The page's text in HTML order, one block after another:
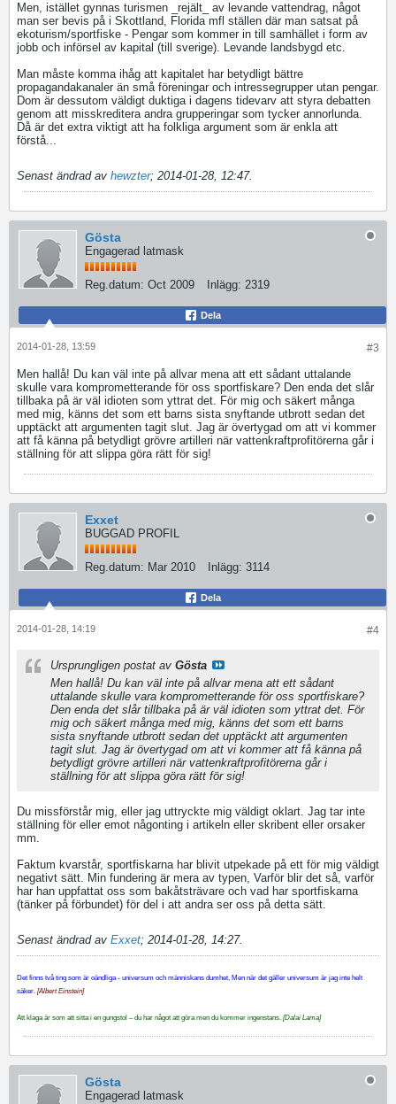
Men, istället gynnas turismen _rejält_ av levande vattendrag, något
man ser bevis på i Skottland, Florida mfl ställen där man satsat på
ekoturism/sportfiske - Pengar som kommer in till samhället i form av
jobb och införsel av kapital (till sverige). Levande landsbygd etc.
Man måste komma ihåg att kapitalet har betydligt bättre
propagandakanaler än små föreningar och intressegrupper utan pengar.
Dom är dessutom väldigt duktiga i dagens tidevarv att styra debatten
genom att misskreditera andra grupperingar som tycker annorlunda.
Då är det extra viktigt att ha folkliga argument som är enkla att
förstå...
Senast ändrad av hewzter; 2014-01-28, 12:47.
Gösta
Engagerad latmask
Reg.datum: Oct 2009 Inlägg: 2319
Dela
#3
2014-01-28, 13:59
Men hallå! Du kan väl inte på allvar mena att ett sådant uttalande
skulle vara komprometterande för oss sportfiskare? Den enda det slår
tillbaka på är väl idioten som yttrat det. För mig och säkert många
med mig, känns det som ett barns sista snyftande utbrott sedan det
upptäckt att argumenten tagit slut. Jag är övertygad om att vi kommer
att få känna på betydligt grövre artilleri när vattenkraftprofitörerna går i
ställning för att slippa göra rätt för sig!
Exxet
BUGGAD PROFIL
Reg.datum: Mar 2010 Inlägg: 3114
Dela
#4
2014-01-28, 14:19
Ursprungligen postat av Gösta
Men hallå! Du kan väl inte på allvar mena att ett sådant
uttalande skulle vara komprometterande för oss sportfiskare?
Den enda det slår tillbaka på är väl idioten som yttrat det. För
mig och säkert många med mig, känns det som ett barns
sista snyftande utbrott sedan det upptäckt att argumenten
tagit slut. Jag är övertygad om att vi kommer att få känna på
betydligt grövre artilleri när vattenkraftprofitörerna går i
ställning för att slippa göra rätt för sig!
Du missförstår mig, eller jag uttryckte mig väldigt oklart. Jag tar inte
ställning för eller emot någonting i artikeln eller skribent eller orsaker
mm.
Faktum kvarstår, sportfiskarna har blivit utpekade på ett för mig väldigt
negativt sätt. Min fundering är mera av typen, Varför blir det så, varför
har han uppfattat oss som bakåtsträvare och vad har sportfiskarna
(tänker på förbundet) för del i att andra ser oss på detta sätt.
Senast ändrad av Exxet; 2014-01-28, 14:27.
Det finns två ting som är oändliga - universum och människans dumhet, Men när det gäller universum är jag inte helt
säker. [Albert Einstein]
Att klaga är som att sitta i en gungstol – du har något att göra men du kommer ingenstans. [Dalai Lama]
Gösta
Engagerad latmask